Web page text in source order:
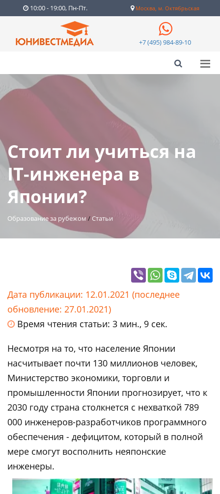
10:00 - 19:00, Пн-Пт. Москва, м. Октябрьская
+7 (495) 984-89-10
Стоит ли учиться на
IT-инженера в
Японии?
Образование за рубежом /Статьи
Дата публикации: 12.01.2021 (последнее
обновление: 27.01.2021)
Время чтения статьи: 3 мин., 9 сек.
Несмотря на то, что население Японии
насчитывает почти 130 миллионов человек,
Министерство экономики, торговли и
промышленности Японии прогнозирует, что к
2030 году страна столкнется с нехваткой 789
000 инженеров-разработчиков программного
обеспечения - дефицитом, который в полной
мере смогут восполнить неяпонские
инженеры.